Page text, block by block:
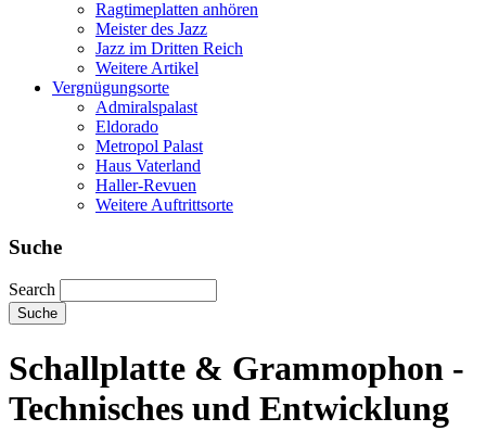
Ragtimeplatten anhören
Meister des Jazz
Jazz im Dritten Reich
Weitere Artikel
Vergnügungsorte
Admiralspalast
Eldorado
Metropol Palast
Haus Vaterland
Haller-Revuen
Weitere Auftrittsorte
Suche
Search
Schallplatte & Grammophon -
Technisches und Entwicklung